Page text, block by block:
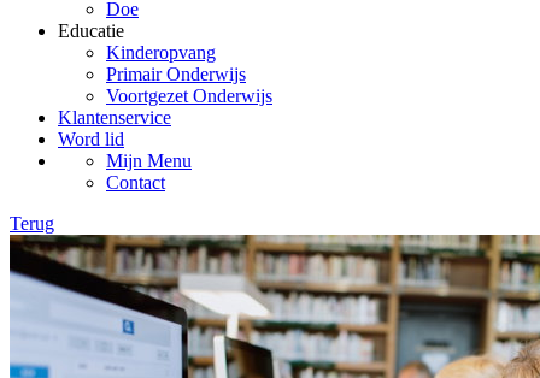
Doe
Educatie
Kinderopvang
Primair Onderwijs
Voortgezet Onderwijs
Klantenservice
Word lid
Mijn Menu
Contact
Terug